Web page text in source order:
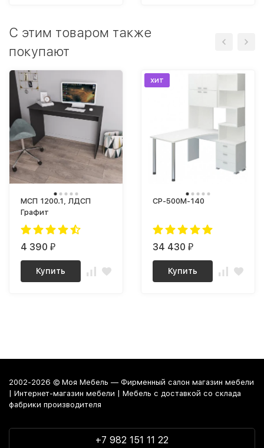
C этим товаром также
покупают
МСП 1200.1, ЛДСП
Графит
4 390 ₽
Купить
хит
СР-500М-140
34 430 ₽
Купить
2002-2026 © Моя Мебель — Фирменный салон магазин мебели
| Интернет-магазин мебели | Мебель с доставкой со склада
фабрики производителя
+7 982 151 11 22